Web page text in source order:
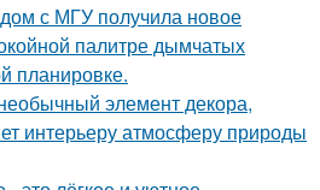
с МГУ получила новое
палитре дымчатых
планировке.
элемент декора,
интерьеру атмосферу природы